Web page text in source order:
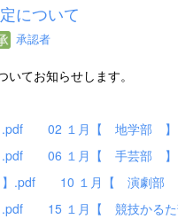
について
承認者
いてお知らせします。
.pdf 02 １月【 地学部
.pdf 06 １月【 手芸部
】.pdf 10 １月【 演劇
.pdf 15 １月【 競技かる